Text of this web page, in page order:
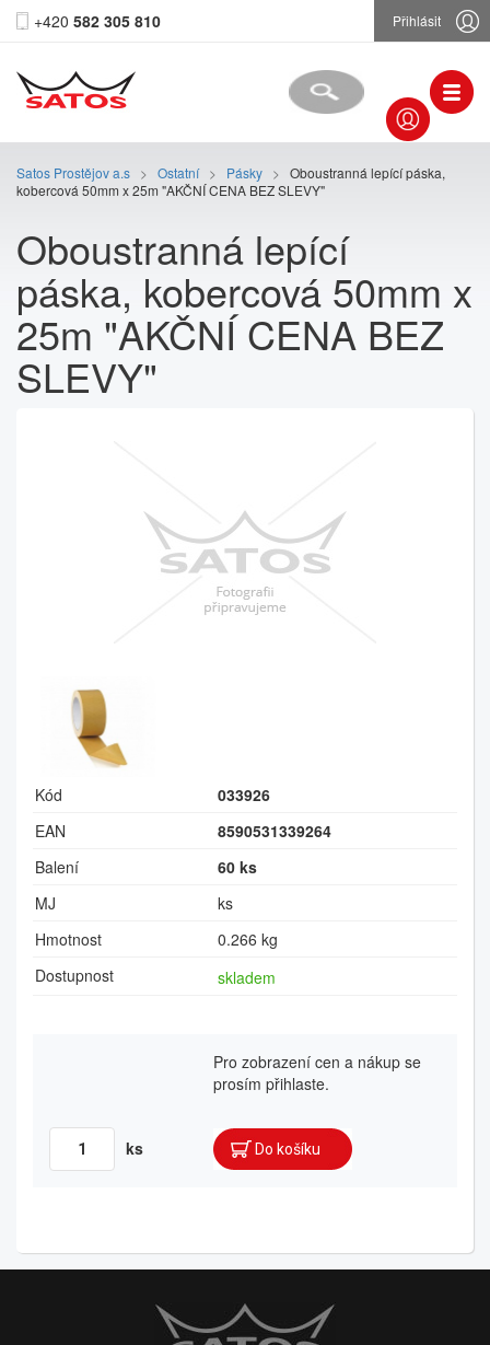
+420 582 305 810 Přihlásit
Satos Prostějov a.s > Ostatní > Pásky >
Oboustranná lepící páska,
kobercová 50mm x 25m "AKČNÍ CENA BEZ SLEVY"
Oboustranná lepící
páska, kobercová 50mm x
25m "AKČNÍ CENA BEZ
SLEVY"
Kód
033926
EAN
8590531339264
Balení
60 ks
MJ
ks
Hmotnost
0.266 kg
Dostupnost
skladem
Pro zobrazení cen a nákup se
prosím přihlaste.
ks